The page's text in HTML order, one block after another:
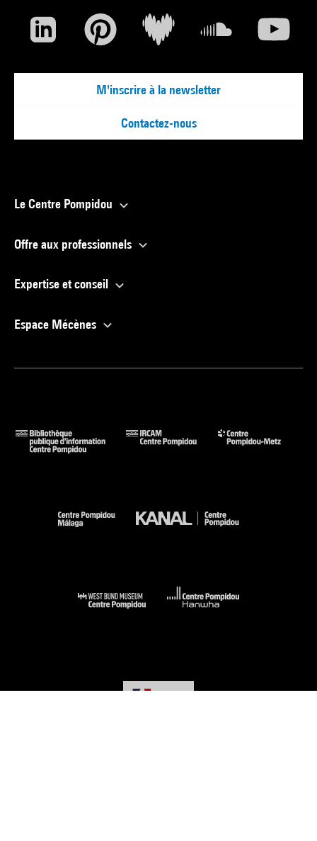
M'inscrire à la newsletter
Contactez-nous
Le Centre Pompidou
Offre aux professionnels
Expertise et conseil
Espace Mécènes